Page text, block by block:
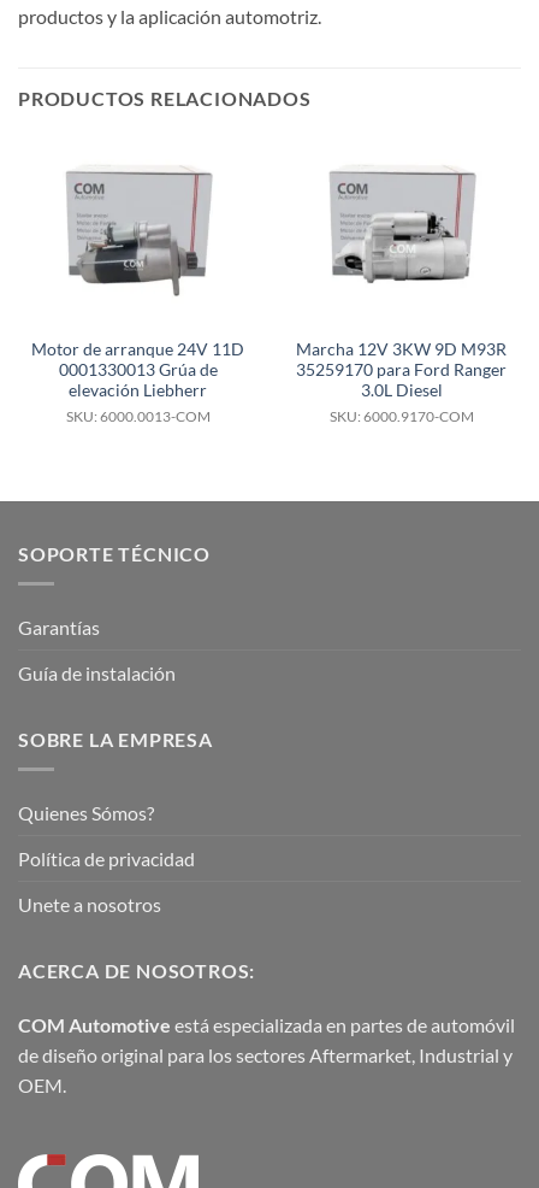
productos y la aplicación automotriz.
PRODUCTOS RELACIONADOS
Motor de arranque 24V 11D
0001330013 Grúa de
elevación Liebherr
SKU: 6000.0013-COM
Marcha 12V 3KW 9D M93R
35259170 para Ford Ranger
3.0L Diesel
SKU: 6000.9170-COM
SOPORTE TÉCNICO
Garantías
Guía de instalación
SOBRE LA EMPRESA
Quienes Sómos?
Política de privacidad
Unete a nosotros
ACERCA DE NOSOTROS:
COM Automotive está especializada en partes de automóvil
de diseño original para los sectores Aftermarket, Industrial y
OEM.